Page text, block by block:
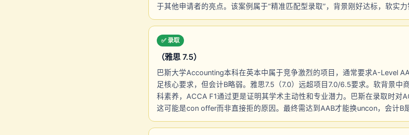
于其他申请者的亮点。该案例属于“精准匹配型录取”，背景刚好达标，软实力
✅ 录取
（雅思 7.5）
巴斯大学Accounting本科在英本中属于竞争激烈的项目，通常要求A-Level
足核心要求，但会计B略弱。雅思7.5（7.0）远超项目7.0/6.5要求。软背景中
科素养，ACCA F1通过更是证明其学术主动性和专业潜力。巴斯在录取时对
这可能是con offer而非直接拒的原因。最终需达到AAB才能换uncon，会计B